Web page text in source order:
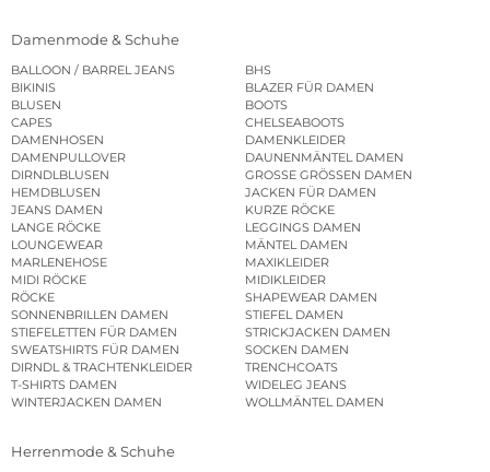
Damenmode & Schuhe
BALLOON / BARREL JEANS
BHS
BIKINIS
BLAZER FÜR DAMEN
BLUSEN
BOOTS
CAPES
CHELSEABOOTS
DAMENHOSEN
DAMENKLEIDER
DAMENPULLOVER
DAUNENMÄNTEL DAMEN
DIRNDLBLUSEN
GROSSE GRÖSSEN DAMEN
HEMDBLUSEN
JACKEN FÜR DAMEN
JEANS DAMEN
KURZE RÖCKE
LANGE RÖCKE
LEGGINGS DAMEN
LOUNGEWEAR
MÄNTEL DAMEN
MARLENEHOSE
MAXIKLEIDER
MIDI RÖCKE
MIDIKLEIDER
RÖCKE
SHAPEWEAR DAMEN
SONNENBRILLEN DAMEN
STIEFEL DAMEN
STIEFELETTEN FÜR DAMEN
STRICKJACKEN DAMEN
SWEATSHIRTS FÜR DAMEN
SOCKEN DAMEN
DIRNDL & TRACHTENKLEIDER
TRENCHCOATS
T-SHIRTS DAMEN
WIDELEG JEANS
WINTERJACKEN DAMEN
WOLLMÄNTEL DAMEN
Herrenmode & Schuhe